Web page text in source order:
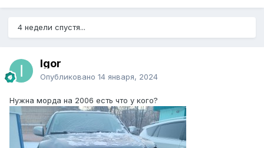
4 недели спустя...
Igor
Опубликовано 14 января, 2024
Нужна морда на 2006 есть что у кого?